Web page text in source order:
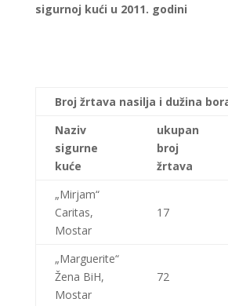
sigurnoj kući u 2011. godini
Broj žrtava nasilja i dužina
Naziv
sigurne
kuće
ukupan
broj
žrtava
„Mirjam“
Caritas,
Mostar
17
„Marguerite“
Žena BiH,
Mostar
72